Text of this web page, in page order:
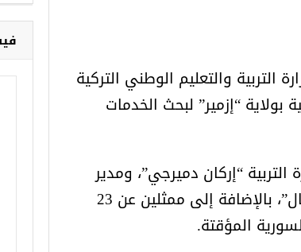
والتعليم الوطني التركية
بولاية “إزمير” لبحث الخدمات
“إركان دميرجي”، ومدير
دائرة تعليم مدى الحياة “علي رضا ألتونال”، بالإضافة إلى ممثلين عن 23
المؤقتة.